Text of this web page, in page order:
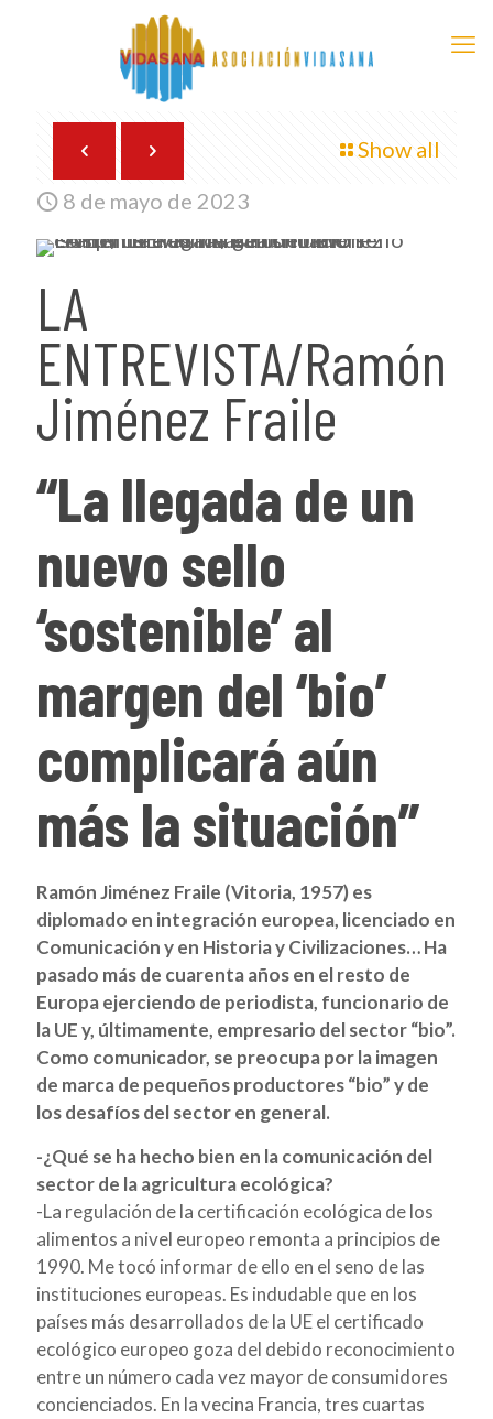
Show all
8 de mayo de 2023
LA
ENTREVISTA/Ramón
Jiménez Fraile
“La llegada de un
nuevo sello
‘sostenible’ al
margen del ‘bio’
complicará aún
más la situación”
Ramón Jiménez Fraile (Vitoria, 1957) es
diplomado en integración europea, licenciado en
Comunicación y en Historia y Civilizaciones… Ha
pasado más de cuarenta años en el resto de
Europa ejerciendo de periodista, funcionario de
la UE y, últimamente, empresario del sector “bio”.
Como comunicador, se preocupa por la imagen
de marca de pequeños productores “bio” y de
los desafíos del sector en general.
-¿Qué se ha hecho bien en la comunicación del
sector de la agricultura ecológica?
-La regulación de la certificación ecológica de los
alimentos a nivel europeo remonta a principios de
1990. Me tocó informar de ello en el seno de las
instituciones europeas. Es indudable que en los
países más desarrollados de la UE el certificado
ecológico europeo goza del debido reconocimiento
entre un número cada vez mayor de consumidores
concienciados. En la vecina Francia, tres cuartas